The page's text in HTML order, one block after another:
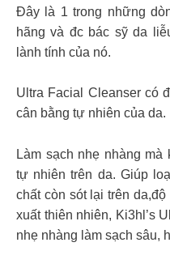
Đây là 1 trong những
hãng và đc bác sỹ da
lành tính của nó.
Ultra Facial Cleanser có
cân bằng tự nhiên của da.
Làm sạch nhẹ nhàng
tự nhiên trên da. Giúp
chất còn sót lại trên
xuất thiên nhiên, Ki3hl’s
nhẹ nhàng làm sạch sâu,